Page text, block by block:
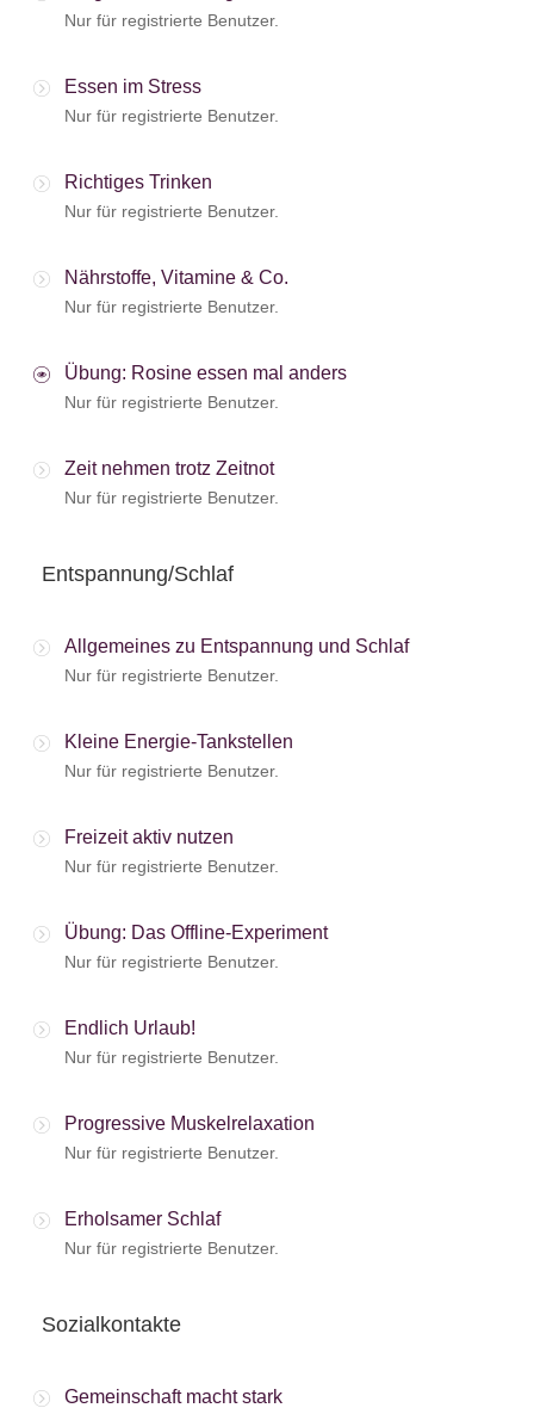
Nur für registrierte Benutzer.
Essen im Stress
Nur für registrierte Benutzer.
Richtiges Trinken
Nur für registrierte Benutzer.
Nährstoffe, Vitamine & Co.
Nur für registrierte Benutzer.
Übung: Rosine essen mal anders
Nur für registrierte Benutzer.
Zeit nehmen trotz Zeitnot
Nur für registrierte Benutzer.
Entspannung/Schlaf
Allgemeines zu Entspannung und Schlaf
Nur für registrierte Benutzer.
Kleine Energie-Tankstellen
Nur für registrierte Benutzer.
Freizeit aktiv nutzen
Nur für registrierte Benutzer.
Übung: Das Offline-Experiment
Nur für registrierte Benutzer.
Endlich Urlaub!
Nur für registrierte Benutzer.
Progressive Muskelrelaxation
Nur für registrierte Benutzer.
Erholsamer Schlaf
Nur für registrierte Benutzer.
Sozialkontakte
Gemeinschaft macht stark